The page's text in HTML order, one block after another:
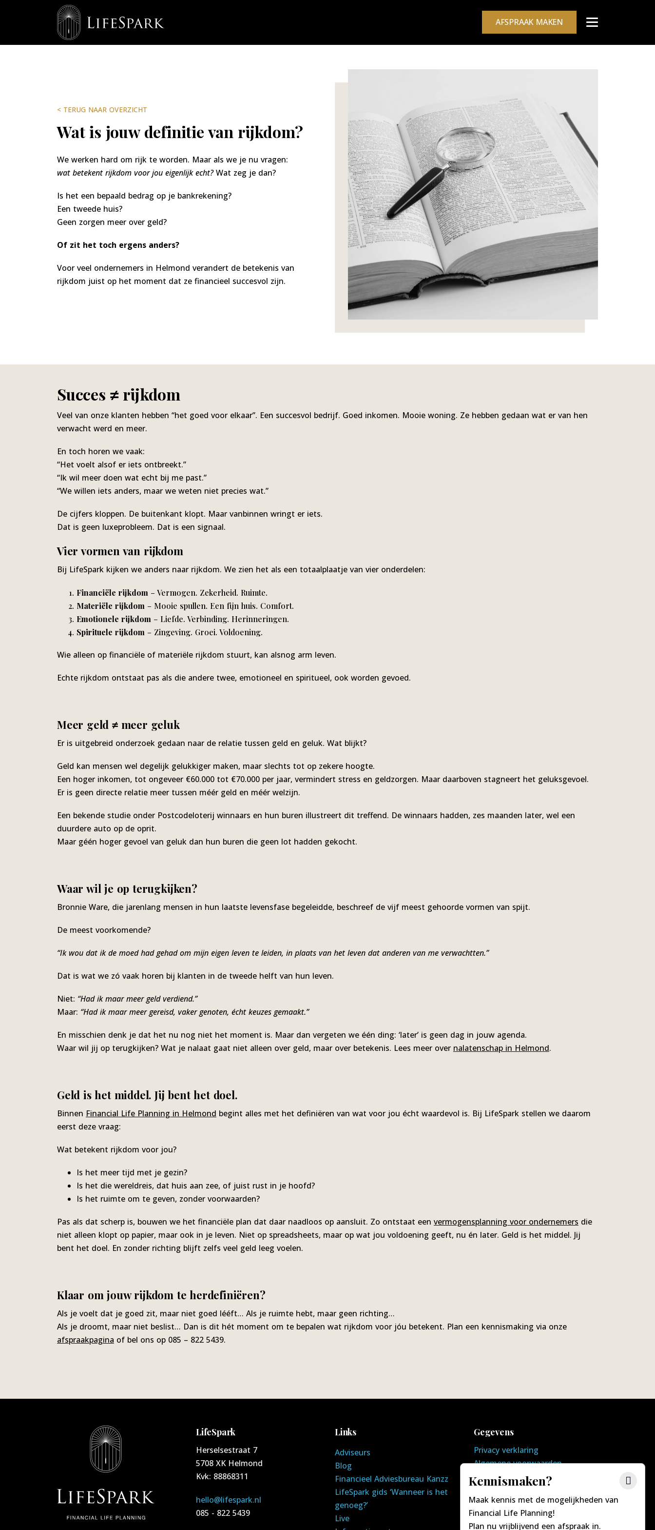
Kennismaken?
Maak kennis met de mogelijkheden van
Financial Life Planning!
Plan nu vrijblijvend een afspraak in.
AFSPRAAK MAKEN
< TERUG NAAR OVERZICHT
Wat is jouw definitie van rijkdom?
We werken hard om rijk te worden. Maar als we je nu vragen:
wat betekent rijkdom voor jou eigenlijk echt?Wat zeg je dan?
Is het een bepaald bedrag op je bankrekening?
Een tweede huis?
Geen zorgen meer over geld?
Of zit het toch ergens anders?
Voor veel ondernemers in Helmond verandert de betekenis van
rijkdom juist op het moment dat ze financieel succesvol zijn.
Succes ≠ rijkdom
Veel van onze klanten hebben “het goed voor elkaar”. Een succesvol bedrijf. Goed inkomen. Mooie woning. Ze hebben gedaan wat er van hen
verwacht werd en meer.
En toch horen we vaak:
“Het voelt alsof er iets ontbreekt.”
“Ik wil meer doen wat echt bij me past.”
“We willen iets anders, maar we weten niet precies wat.”
De cijfers kloppen. De buitenkant klopt. Maar vanbinnen wringt er iets.
Dat is geen luxeprobleem. Dat is een signaal.
Vier vormen van rijkdom
Bij LifeSpark kijken we anders naar rijkdom. We zien het als een totaalplaatje van vier onderdelen:
Financiële rijkdom – Vermogen. Zekerheid. Ruimte.
Materiële rijkdom – Mooie spullen. Een fijn huis. Comfort.
Emotionele rijkdom – Liefde. Verbinding. Herinneringen.
Spirituele rijkdom – Zingeving. Groei. Voldoening.
Wie alleen op financiële of materiële rijkdom stuurt, kan alsnog arm leven.
Echte rijkdom ontstaat pas als die andere twee, emotioneel en spiritueel, ook worden gevoed.
Meer geld ≠ meer geluk
Er is uitgebreid onderzoek gedaan naar de relatie tussen geld en geluk. Wat blijkt?
Geld kan mensen wel degelijk gelukkiger maken, maar slechts tot op zekere hoogte.
Een hoger inkomen, tot ongeveer €60.000 tot €70.000 per jaar, vermindert stress en geldzorgen. Maar daarboven stagneert het geluksgevoel.
Er is geen directe relatie meer tussen méér geld en méér welzijn.
Een bekende studie onder Postcodeloterij winnaars en hun buren illustreert dit treffend. De winnaars hadden, zes maanden later, wel een
duurdere auto op de oprit.
Maar géén hoger gevoel van geluk dan hun buren die geen lot hadden gekocht.
Waar wil je op terugkijken?
Bronnie Ware, die jarenlang mensen in hun laatste levensfase begeleidde, beschreef de vijf meest gehoorde vormen van spijt.
De meest voorkomende?
“Ik wou dat ik de moed had gehad om mijn eigen leven te leiden, in plaats van het leven dat anderen van me verwachtten.”
Dat is wat we zó vaak horen bij klanten in de tweede helft van hun leven.
Niet: “Had ik maar meer geld verdiend.”
Maar: “Had ik maar meer gereisd, vaker genoten, écht keuzes gemaakt.”
En misschien denk je dat het nu nog niet het moment is. Maar dan vergeten we één ding: ‘later’ is geen dag in jouw agenda.
Waar wil jij op terugkijken? Wat je nalaat gaat niet alleen over geld, maar over betekenis. Lees meer over nalatenschap in Helmond.
Geld is het middel. Jij bent het doel.
Binnen Financial Life Planning in Helmond begint alles met het definiëren van wat voor jou écht waardevol is. Bij LifeSpark stellen we daarom
eerst deze vraag:
Wat betekent rijkdom voor jou?
Is het meer tijd met je gezin?
Is het die wereldreis, dat huis aan zee, of juist rust in je hoofd?
Is het ruimte om te geven, zonder voorwaarden?
Pas als dat scherp is, bouwen we het financiële plan dat daar naadloos op aansluit. Zo ontstaat een vermogensplanning voor ondernemers die
niet alleen klopt op papier, maar ook in je leven. Niet op spreadsheets, maar op wat jou voldoening geeft, nu én later. Geld is het middel. Jij
bent het doel. En zonder richting blijft zelfs veel geld leeg voelen.
Klaar om jouw rijkdom te herdefiniëren?
Als je voelt dat je goed zit, maar niet goed lééft… Als je ruimte hebt, maar geen richting…
Als je droomt, maar niet beslist… Dan is dit hét moment om te bepalen wat rijkdom voor jóu betekent. Plan een kennismaking via onze
afspraakpagina of bel ons op 085 – 822 5439.
LifeSpark
Herselsestraat 7
5708 XK Helmond
Kvk: 88868311
hello@lifespark.nl
085 - 822 5439
Links
Adviseurs
Blog
Financieel Adviesbureau Kanzz
LifeSpark gids ‘Wanneer is het
genoeg?’
Live
Gegevens
Privacy verklaring
Algemene voorwaarden